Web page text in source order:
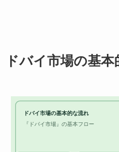
ドバイ市場の基
ドバイ市場の基本的な流れ
『ドバイ市場』の基本フロー